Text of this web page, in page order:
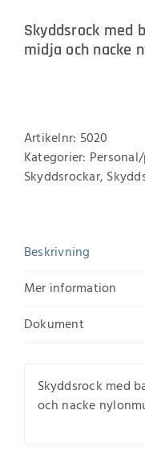
Skyddsrock med
midja och nacke
Artikelnr: 5020
Kategorier:
Skyddsrockar,
Beskrivning
Mer information
Dokument
Skyddsrock med
och nacke